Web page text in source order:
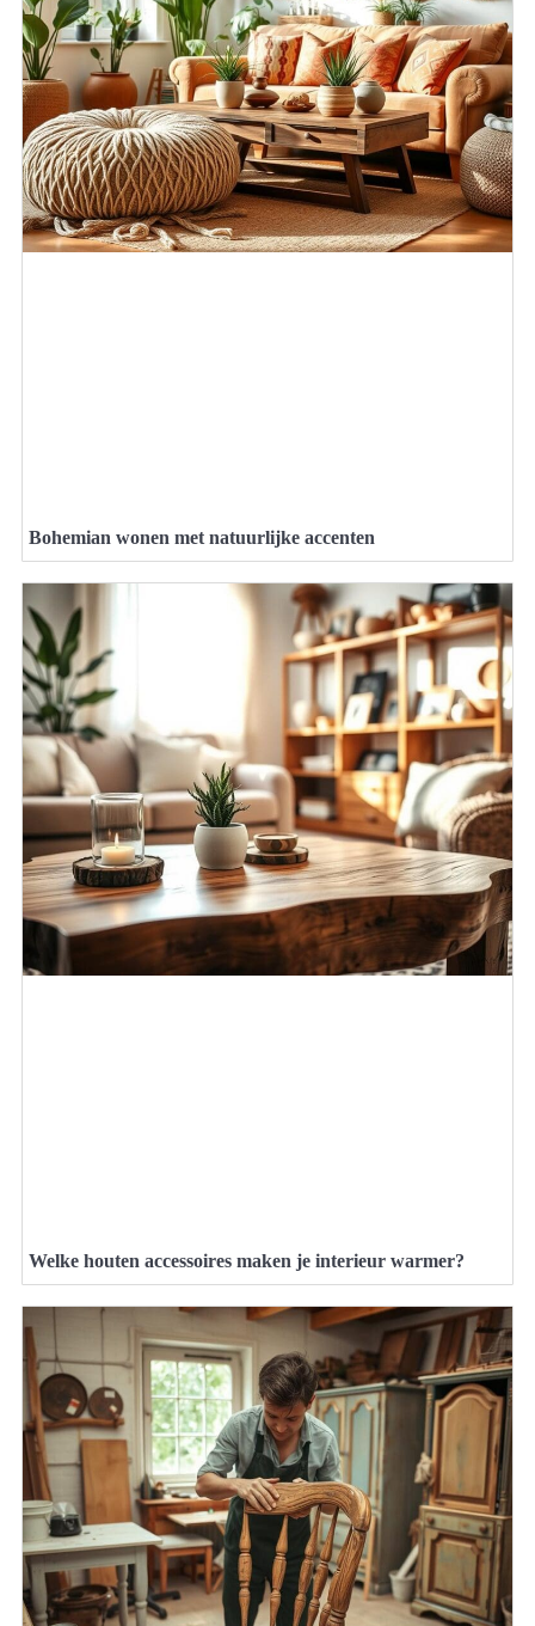
Bohemian wonen met natuurlijke accenten
Welke houten accessoires maken je interieur warmer?